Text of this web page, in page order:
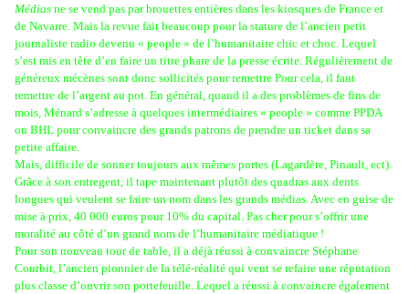
Médias ne se vend pas par brouettes entières dans les kiosques de France et
de Navarre. Mais la revue fait beaucoup pour la stature de l’ancien petit
journaliste radio devenu « people » de l’humanitaire chic et choc. Lequel
s’est mis en tête d’en faire un titre phare de la presse écrite. Régulièrement de
généreux mécènes sont donc sollicités pour remettre Pour cela, il faut
remettre de l’argent au pot. En général, quand il a des problèmes de fins de
mois, Ménard s’adresse à quelques intermédiaires « people » comme PPDA
ou BHL pour convaincre des grands patrons de prendre un ticket dans sa
petite affaire.
Mais, difficile de sonner toujours aux mêmes portes (Lagardère, Pinault, ect).
Grâce à son entregent, il tape maintenant plutôt des quadras aux dents
longues qui veulent se faire un nom dans les grands médias. Avec en guise de
mise à prix, 40 000 euros pour 10% du capital. Pas cher pour s’offrir une
moralité au côté d’un grand nom de l’humanitaire médiatique !
Pour son nouveau tour de table, il a déjà réussi à convaincre Stéphane
Courbit, l’ancien pionnier de la télé-réalité qui veut se refaire une réputation
plus classe d’ouvrir son portefeuille. Lequel a réussi à convaincre également